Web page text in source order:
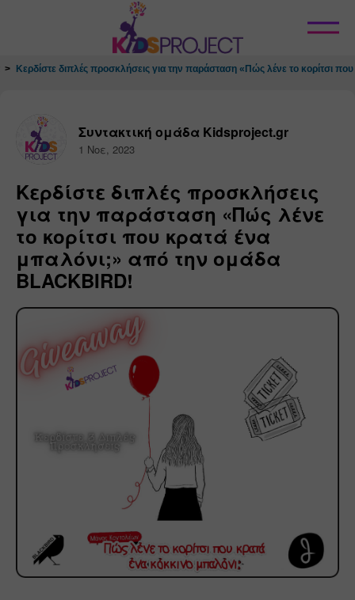
Κλείσιμο
Κερδίστε διπλές προσκλήσεις για την παράσταση «Πώς λένε το κορίτσι
Συντακτική ομάδα Kidsproject.gr
1 Νοε, 2023
Κερδίστε διπλές προσκλήσεις
για την παράσταση «Πώς λένε
το κορίτσι που κρατά ένα
μπαλόνι;» από την ομάδα
BLACKBIRD!